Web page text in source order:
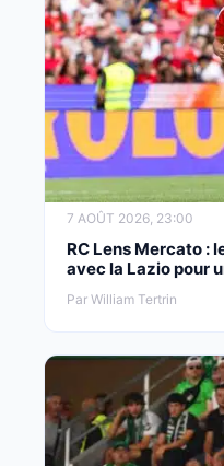
7 AOÛT 2026, 23:00
RC Lens Mercato :
avec la Lazio pour
Par William Tertrin